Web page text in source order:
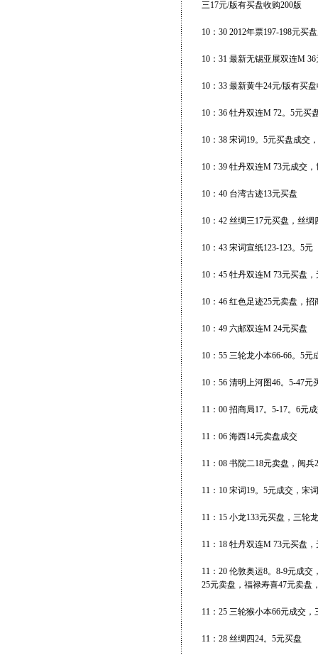
三17元/版有买盘收购200版
10：30 2012年票197-198元买
10：31 最新无锡亚展双连M
10：33 最新黄牛24元/版有买
10：36 牡丹双连M 72。5元买
10：38 宋词19。5元买盘成交
10：39 牡丹双连M 73元成交
10：40 台湾古迹13元买盘
10：42 丝绸三17元买盘，丝
10：43 宋词宣纸123-123。5元
10：45 牡丹双连M 73元买盘
10：46 红色足迹25元卖盘，
10：49 六邮双连M 24元买盘
10：55 三轮龙小本66-66。5元
10：56 清明上河图46。5-47元
11：00 招商局17。5-17。6元
11：06 海西14元卖盘成交
11：08 书院二18元卖盘，阅兵
11：10 宋词19。5元成交，宋
11：15 小龙133元买盘，三轮
11：18 牡丹双连M 73元买盘
11：20 伦敦奥运8。8-9元成
25元卖盘，福禄寿喜47元卖盘
11：25 三轮猴小本66元成交
11：28 丝绸四24。5元买盘